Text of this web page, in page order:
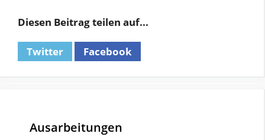
Diesen Beitrag teilen auf...
Twitter Facebook
Ausarbeitungen